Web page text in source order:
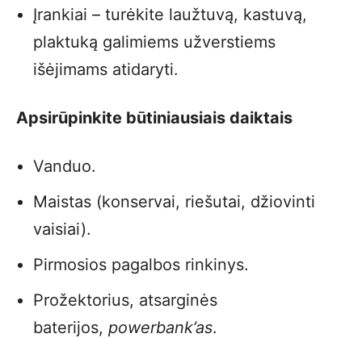
Įrankiai – turėkite laužtuvą, kastuvą,
plaktuką galimiems užverstiems
išėjimams atidaryti.
Apsirūpinkite būtiniausiais daiktais
Vanduo.
Maistas (konservai, riešutai, džiovinti
vaisiai).
Pirmosios pagalbos rinkinys.
Prožektorius, atsarginės
baterijos, powerbank’as.